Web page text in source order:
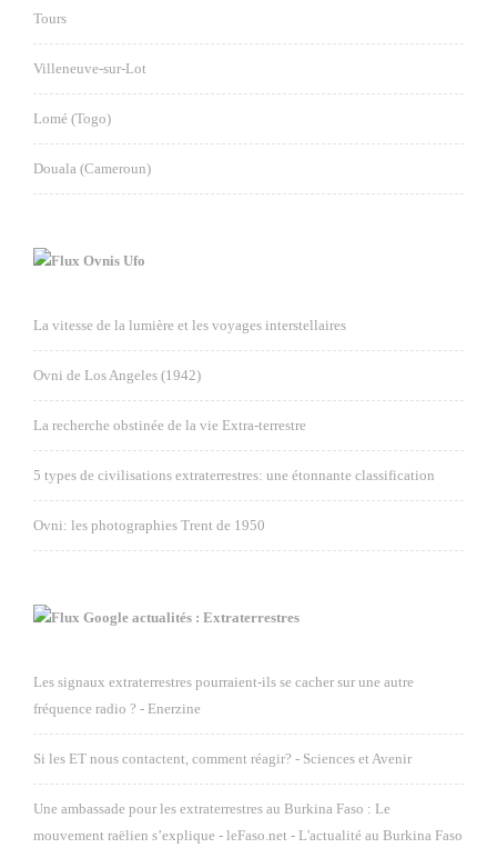
Tours
Villeneuve-sur-Lot
Lomé (Togo)
Douala (Cameroun)
Ovnis Ufo
La vitesse de la lumière et les voyages interstellaires
Ovni de Los Angeles (1942)
La recherche obstinée de la vie Extra-terrestre
5 types de civilisations extraterrestres: une étonnante classification
Ovni: les photographies Trent de 1950
Google actualités : Extraterrestres
Les signaux extraterrestres pourraient-ils se cacher sur une autre
fréquence radio ? - Enerzine
Si les ET nous contactent, comment réagir? - Sciences et Avenir
Une ambassade pour les extraterrestres au Burkina Faso : Le
mouvement raëlien s’explique - leFaso.net - L'actualité au Burkina Faso